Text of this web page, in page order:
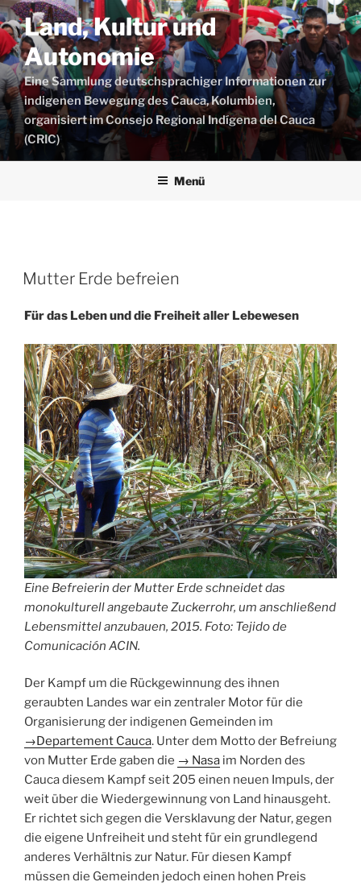
Zum
Inhalt
springen
Land, Kultur und
Autonomie
Eine Sammlung deutschsprachiger Informationen zur
indigenen Bewegung des Cauca, Kolumbien,
organisiert im Consejo Regional Indígena del Cauca
(CRIC)
Menü
Mutter Erde befreien
Für das Leben und die Freiheit aller Lebewesen
Eine Befreierin der Mutter Erde schneidet das
monokulturell angebaute Zuckerrohr, um anschließend
Lebensmittel anzubauen, 2015. Foto: Tejido de
Comunicación ACIN.
Der Kampf um die Rückgewinnung des ihnen
geraubten Landes war ein zentraler Motor für die
Organisierung der indigenen Gemeinden im
→ Departement Cauca. Unter dem Motto der Befreiung
von Mutter Erde gaben die → Nasa im Norden des
Cauca diesem Kampf seit 205 einen neuen Impuls, der
weit über die Wiedergewinnung von Land hinausgeht.
Er richtet sich gegen die Versklavung der Natur, gegen
die eigene Unfreiheit und steht für ein grundlegend
anderes Verhältnis zur Natur. Für diesen Kampf
müssen die Gemeinden jedoch einen hohen Preis